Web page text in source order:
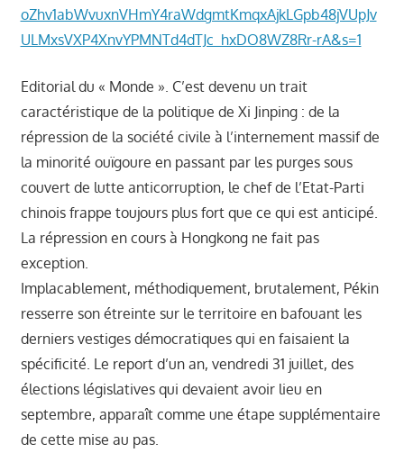
ນ
oZhv1abWvuxnVHmY4raWdgmtKmqxAjkLGpb48jVUpJv
ULMxsVXP4XnvYPMNTd4dTJc_hxDO8WZ8Rr-rA&s=1
Editorial du « Monde ». C’est devenu un trait
caractéristique de la politique de Xi Jinping : de la
répression de la société civile à l’internement massif de
la minorité ouïgoure en passant par les purges sous
couvert de lutte anticorruption, le chef de l’Etat-Parti
chinois frappe toujours plus fort que ce qui est anticipé.
La répression en cours à Hongkong ne fait pas
exception.
Implacablement, méthodiquement, brutalement, Pékin
resserre son étreinte sur le territoire en bafouant les
derniers vestiges démocratiques qui en faisaient la
spécificité. Le report d’un an, vendredi 31 juillet, des
élections législatives qui devaient avoir lieu en
septembre, apparaît comme une étape supplémentaire
de cette mise au pas.